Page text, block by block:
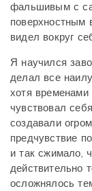
фальшивым с
поверхностным
видел вокруг
Я научился
делал все
хотя временами
чувствовал
создавали
предчувствие
и так сжимало,
действительно
осложнялось